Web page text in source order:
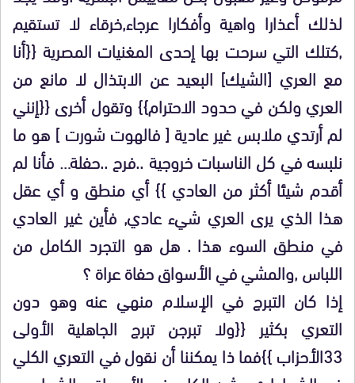
لذلك أعذارا واهية وأفكارا عرجاء,خرقاء لا تستقيم
,كتلك التي سرحت بها إحدى المغنيات المصرية {{أنا
مع العري [الشيك] البعيد عن الابتذال لا مانع من
العري ولكن في حدود الاحترام}} وتقول أخرى {{إنني
لم أرتدي ملابس غير عادية [ فالهوت شورت ] هو ما
نلبسه في كل الناسبات خروجية ..فرح ..حفلة… فأنا لم
أقدم شيئا أكثر من العادي }} أي منطق و أي عقل
هذا الذي يرى العري شيء عادي, فأين غير العادي
في منطق السوء هذا . هل هو التجرد الكامل من
اللباس ,والمشي في الأسواق حفاة عراة ؟
إذا كان التبرج في الإسلام منهي عنه وهو دون
التعري بكثير {{ولا تبرجن تبرج الجاهلية الأولى
33الأحزاب }}فما ذا يمكننا أن نقول في التعري الكلي